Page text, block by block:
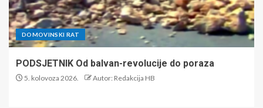
DOMOVINSKI RAT
PODSJETNIK Od balvan-revolucije do poraza
5. kolovoza 2026. Autor: Redakcija HB